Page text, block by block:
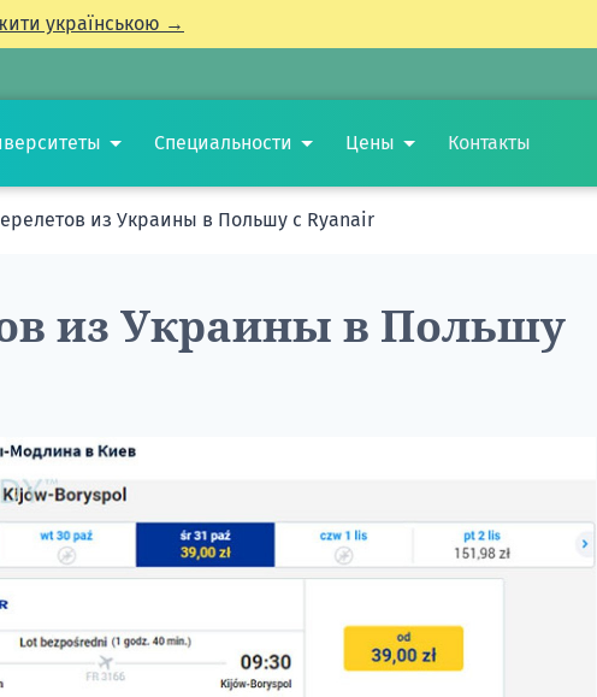
українською →
Специальности Цены Контакты
из Украины в Польшу с Ryanair
из Украины в Польшу